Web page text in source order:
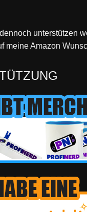
unterstützen
meine Amazon